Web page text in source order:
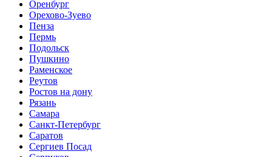
Оренбург
Орехово-Зуево
Пенза
Пермь
Подольск
Пушкино
Раменское
Реутов
Ростов на дону
Рязань
Самара
Санкт-Петербург
Саратов
Сергиев Посад